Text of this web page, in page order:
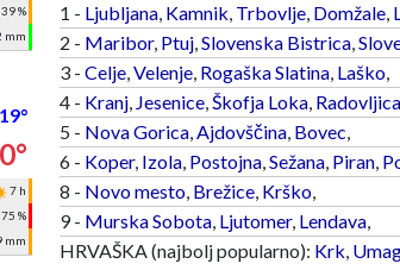
39 %
mm
19°
7 h
75 %
mm
1 - Ljubljana, Kamnik, Trbovlje, Domžale,
2 - Maribor, Ptuj,Slovenska Bistrica,
3 - Celje,Velenje, Rogaška Slatina, Laško,
4 - Kranj, Jesenice,Škofja Loka, Radovljica
5 - Nova Gorica,Ajdovščina, Bovec,
6 - Koper, Izola, Postojna,Sežana, Piran,
8 - Novo mesto, Brežice, Krško,
9 - Murska Sobota, Ljutomer, Lendava,
HRVAŠKA (najbolj popularno): Krk,